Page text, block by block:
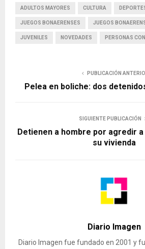
ADULTOS MAYORES CULTURA
JUEGOS BONAERENSES JUEGOS
JUVENILES NOVEDADES PERSONAS
PUBLICACIÓN
Pelea en boliche: dos
SIGUIENTE PUBLICACIÓN
Detienen a hombre por agredir
su vivienda
Diario Imagen
Diario Imagen fue fundado en 2001 y